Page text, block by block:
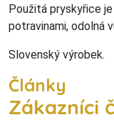
Použitá pryskyřice
potravinami, odolná
Slovenský výrobek.
Články
Zákazníci